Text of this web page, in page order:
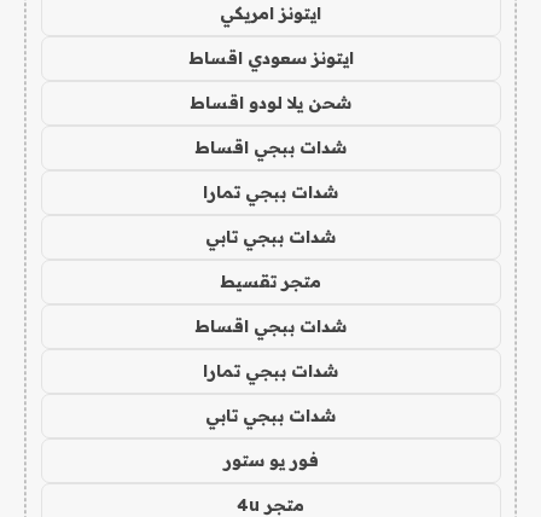
ايتونز امريكي
ايتونز سعودي اقساط
شحن يلا لودو اقساط
شدات ببجي اقساط
شدات ببجي تمارا
شدات ببجي تابي
متجر تقسيط
شدات ببجي اقساط
شدات ببجي تمارا
شدات ببجي تابي
فور يو ستور
متجر 4u